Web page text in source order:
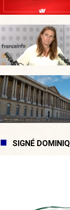
SIGNÉ